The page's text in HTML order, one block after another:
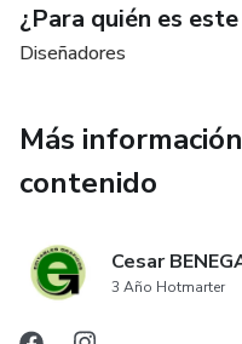
nivel!
¿Para quién es
Diseñadores
Más
contenido
Cesar
3 Año Hotmarter